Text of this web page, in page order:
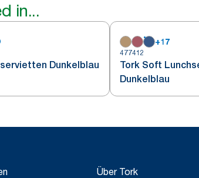
in...
Dunkelblau
+17
477412
Tork Soft
Dunkelblau
Über Tork